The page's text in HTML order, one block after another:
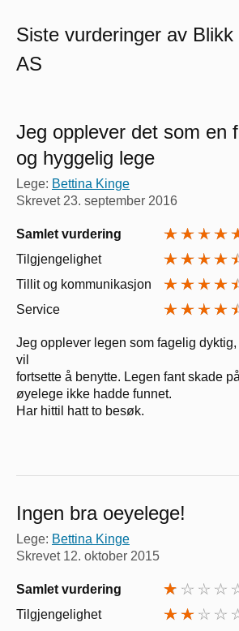
Siste vurderinger av
AS
Jeg opplever det som en
og hyggelig lege
Lege: Bettina Kinge
Skrevet 23. september 2016
Samlet vurdering
Tilgjengelighet
Tillit og kommunikasjon
Service
Jeg opplever legen som fagelig
vil
fortsette å benytte. Legen fant skade
øyelege ikke hadde funnet.
Har hittil hatt to besøk.
Ingen bra oeyelege!
Lege: Bettina Kinge
Skrevet 12. oktober 2015
Samlet vurdering
Tilgjengelighet